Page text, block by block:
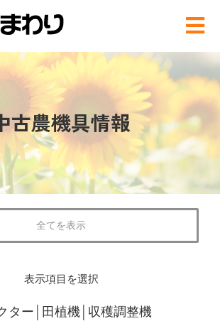
農と食
グリーンセンター
古農機具情報
全てを表示
表示項目を選択
ター 田植機
収穫調整機